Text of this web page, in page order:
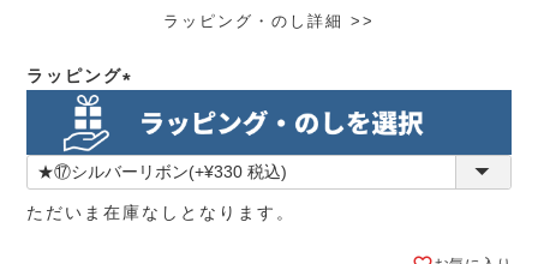
ラッピング・のし詳細 >>
ラッピング
(必
須)
ただいま在庫なしとなります。